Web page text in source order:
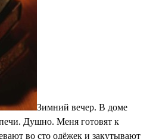
Зимний вечер. В доме
Душно. Меня готовят к
во сто одёжек и закутывают